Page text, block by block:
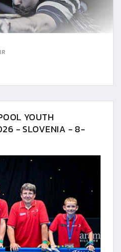
YOUTH
- SLOVENIA - 8-